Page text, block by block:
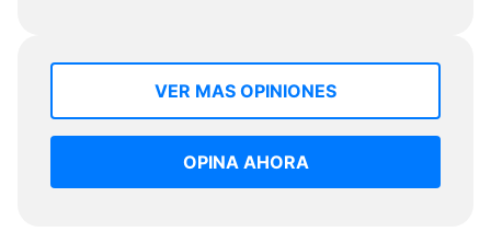
VER MAS OPINIONES
OPINA AHORA